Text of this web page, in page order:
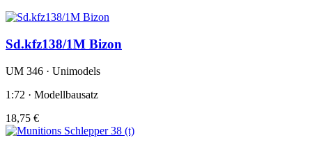
Sd.kfz138/1M Bizon
UM 346 · Unimodels
1:72 · Modellbausatz
18,75 €